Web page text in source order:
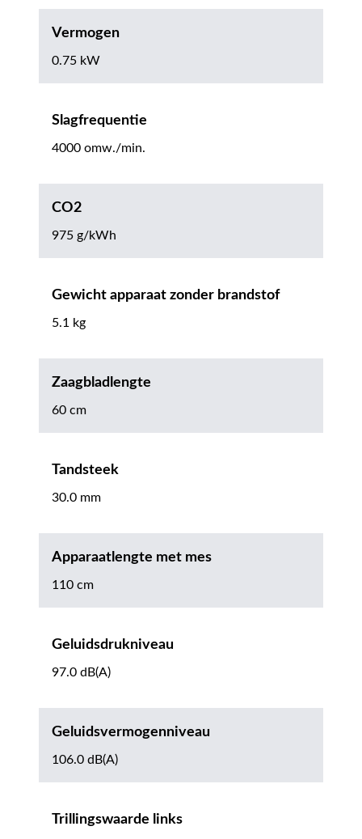
Vermogen
0.75 kW
Slagfrequentie
4000 omw./min.
CO2
975 g/kWh
Gewicht apparaat zonder brandstof
5.1 kg
Zaagbladlengte
60 cm
Tandsteek
30.0 mm
Apparaatlengte met mes
110 cm
Geluidsdrukniveau
97.0 dB(A)
Geluidsvermogenniveau
106.0 dB(A)
Trillingswaarde links